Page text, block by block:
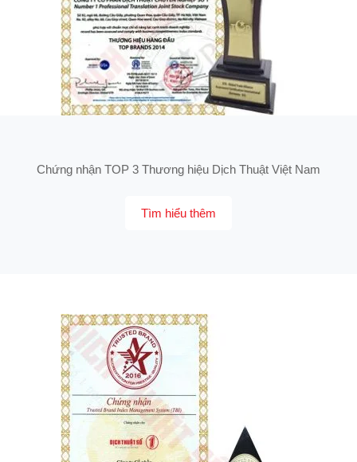
Chứng nhận TOP 3 Thương hiệu Dịch Thuật Việt Nam
Tìm hiểu thêm